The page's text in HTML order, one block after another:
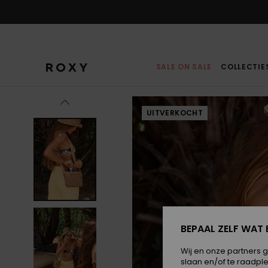
SALE ON SALE
UITVERKOCHT
BEPAAL ZELF WAT
Wij en onze partners
slaan en/of te